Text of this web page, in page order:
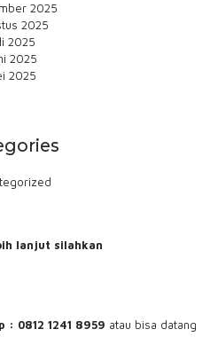
2025
2025
2025
2025
2025
lanjut silahkan
: 0812 1241 8959 atau bisa datang